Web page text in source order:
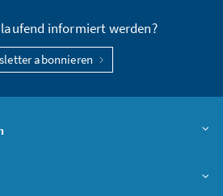
informiert werden?
abonnieren